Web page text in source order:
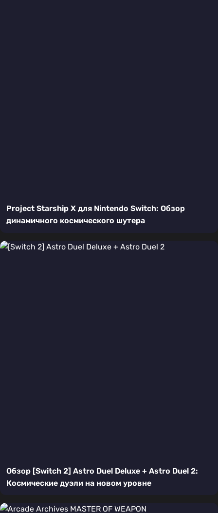
Project Starship X для Nintendo Switch: Обзор
динамичного космического шутера
Обзор [Switch 2] Astro Duel Deluxe + Astro Duel 2:
Космические дуэли на новом уровне